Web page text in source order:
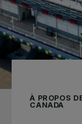
À PROPOS
CANADA